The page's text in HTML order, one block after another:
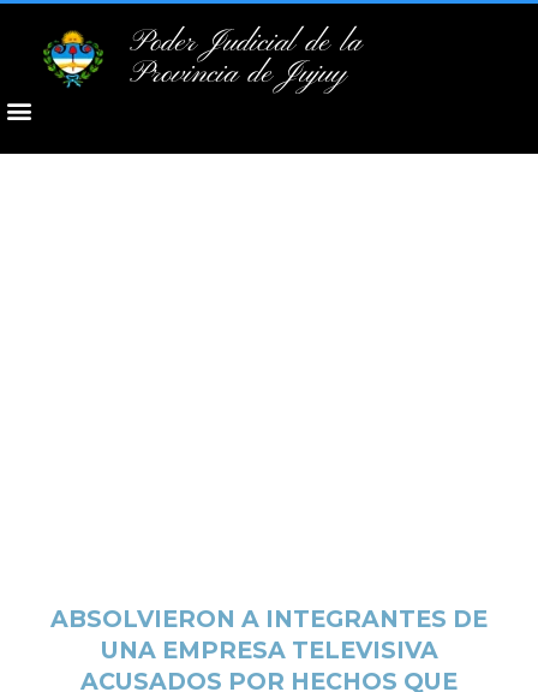
Poder Judicial de la
Provincia de Jujuy
ABSOLVIERON A INTEGRANTES DE
UNA EMPRESA TELEVISIVA
ACUSADOS POR HECHOS QUE